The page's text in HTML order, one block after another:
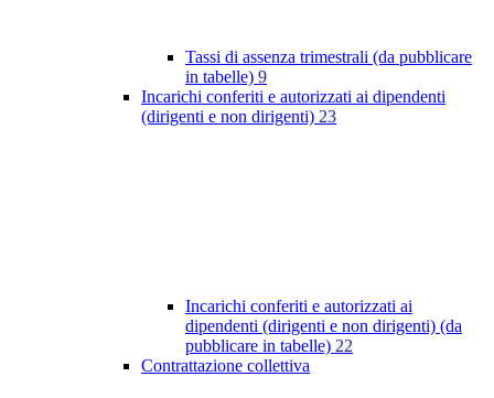
Tassi di assenza trimestrali (da pubblicare
in tabelle) 9
Incarichi conferiti e autorizzati ai dipendenti
(dirigenti e non dirigenti) 23
Incarichi conferiti e autorizzati ai
dipendenti (dirigenti e non dirigenti) (da
pubblicare in tabelle) 22
Contrattazione collettiva